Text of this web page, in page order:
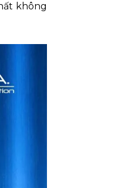
không